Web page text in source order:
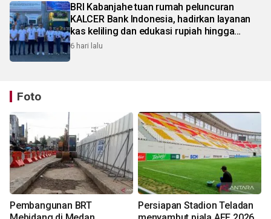
BRI Kabanjahe tuan rumah peluncuran
KALCER Bank Indonesia, hadirkan layanan
kas keliling dan edukasi rupiah hingga
pelosok Karo
6 hari lalu
Foto
Pembangunan BRT
Persiapan Stadion Teladan